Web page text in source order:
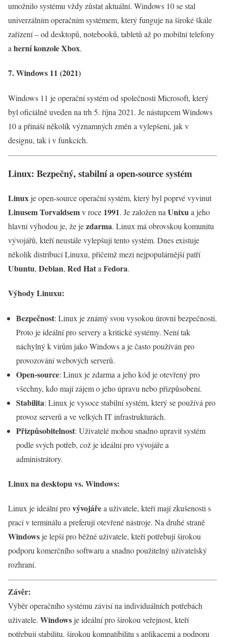
umožnilo systému vždy zůstat aktuální. Windows 10 se stal
univerzálním operačním systémem, který funguje na široké škále
zařízení – od desktopů, notebooků, tabletů až po mobilní telefony
a herní konzole Xbox.
7. Windows 11 (2021)
Windows 11 je operační systém od společnosti Microsoft, který
byl oficiálně uveden na trh 5. října 2021. Je nástupcem Windows
10 a přináší několik významných změn a vylepšení, jak v
designu, tak i v funkcích.
Linux: Bezpečný, stabilní a open-source systém
Linuxje open-source operační systém, který byl poprvé vyvinut
Linusem Torvaldsemv roce 1991. Je založen na Unixua jeho
hlavní výhodou je, že jezdarma. Linux má obrovskou komunitu
vývojářů, kteří neustále vylepšují tento systém. Dnes existuje
několik distribucí Linuxu, přičemž mezi nejpopulárnější patří
Ubuntu, Debian, Red Hata Fedora.
Výhody Linuxu:
Bezpečnost: Linux je známý svou vysokou úrovní bezpečnosti.
Proto je ideální pro servery a kritické systémy. Není tak
náchylný k virům jako Windows a je často používán pro
provozování webových serverů.
Open-source: Linux je zdarma a jeho kód je otevřený pro
všechny, kdo mají zájem o jeho úpravu nebo přizpůsobení.
Stabilita: Linux je vysoce stabilní systém, který se používá pro
provoz serverů a ve velkých IT infrastrukturách.
Přizpůsobitelnost: Uživatelé mohou snadno upravit systém
podle svých potřeb, což je ideální pro vývojáře a
administrátory.
Linux na desktopu vs. Windows:
Linux je ideální provývojářea uživatele, kteří mají zkušenosti s
prací v terminálu a preferují otevřené nástroje. Na druhé straně
Windowsje lepší pro běžné uživatele, kteří potřebují širokou
podporu komerčního softwaru a snadno použitelný uživatelský
rozhraní.
Závěr:
Výběr operačního systému závisí na individuálních potřebách
uživatele. Windowsje ideální pro širokou veřejnost, kteří
potřebují stabilitu, širokou kompatibilitu s aplikacemi a podporu